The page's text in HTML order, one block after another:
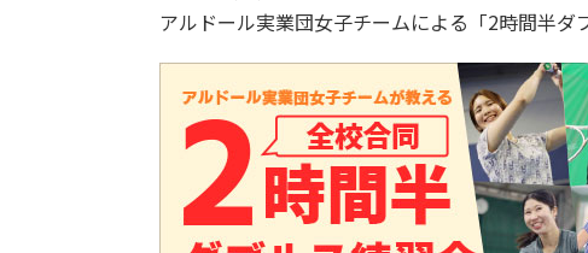
アルドール実業団女子チームによる「2時間半ダ